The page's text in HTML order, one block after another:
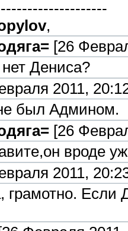
,
[26
Дениса?
2011,
был Админом.
[26
вроде
2011,
Если